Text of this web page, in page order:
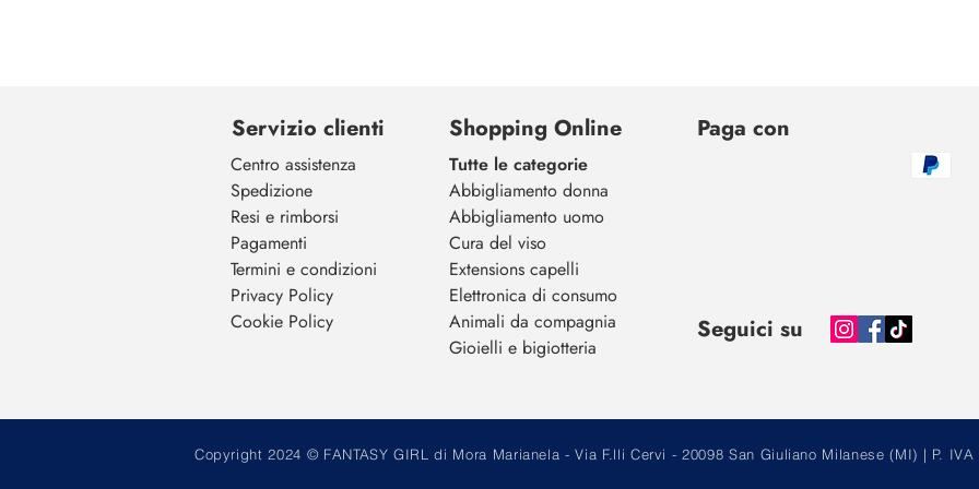
Servizio clienti
Centro assistenza
Spedizione
Resi e rimborsi
Pagamenti
Termini e condizioni
Privacy Policy
Cookie Policy
Shopping Online
Tutte le categorie
Abbigliamento donna
Abbigliamento uomo
Cura del viso
Extensions capelli
Elettronica di consumo
Animali da compagnia
Gioielli e bigiotteria
Paga con
Seguici su
Copyright 2024 © FANTASY GIRL di Mora Marianela - Via F.lli Cervi - 20098 San Giuliano Milanese (MI) | P. IVA